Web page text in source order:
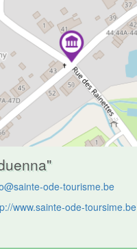
ode-tourisme.be
www.sainte-ode-toursime.be